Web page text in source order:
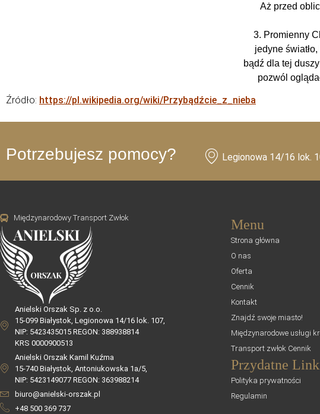
Aż przed
3. Promienny
jedyne
bądź dla tej
pozwól
Źródło: https://pl.wikipedia.org/wiki/Przybądźcie_z_nieba
Potrzebujesz pomocy? Legionowa 14/16 lok.
Międzynarodowy Transport Zwłok
Anielski Orszak Sp. z o.o.
15-099 Białystok, Legionowa 14/16 lok. 107,
NIP: 5423435015 REGON: 388938814
KRS 0000900513
Anielski Orszak Kamil Kuźma
15-740 Białystok, Antoniukowska 1a/5,
NIP: 5423149077 REGON: 363988214
biuro@anielski-orszak.pl
+48 500 369 737
Menu
Strona główna
O nas
Oferta
Cennik
Kontakt
Znajdź swoje miasto!
Międzynarodowe usługi
Transport zwłok Cennik
Przydatne
Polityka prywatności
Regulamin